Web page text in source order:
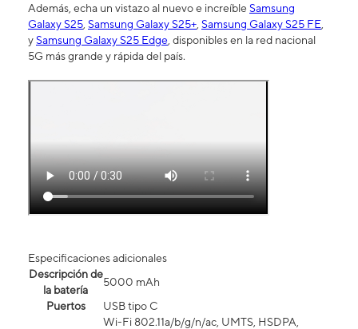
Además, echa un vistazo al nuevo e increíble Samsung
Galaxy S25, Samsung Galaxy S25+, Samsung Galaxy S25 FE,
ySamsung Galaxy S25 Edge, disponibles en la red nacional
5G más grande y rápida del país.
Especificaciones adicionales
Descripción de
la batería
5000 mAh
Puertos
USB tipo C
Wi-Fi 802.11a/b/g/n/ac, UMTS, HSDPA,